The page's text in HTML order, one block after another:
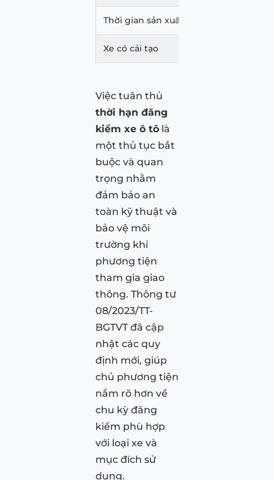
Thời gian sản xuất xe trên 5 năm
Xe có cải tạo
Việc tuân thủ
thời hạn đăng
kiểm xe ô tô là
một thủ tục bắt
buộc và quan
trọng nhằm
đảm bảo an
toàn kỹ thuật và
bảo vệ môi
trường khi
phương tiện
tham gia giao
thông. Thông tư
08/2023/TT-
BGTVT đã cập
nhật các quy
định mới, giúp
chủ phương tiện
nắm rõ hơn về
chu kỳ đăng
kiểm phù hợp
với loại xe và
mục đích sử
dụng.